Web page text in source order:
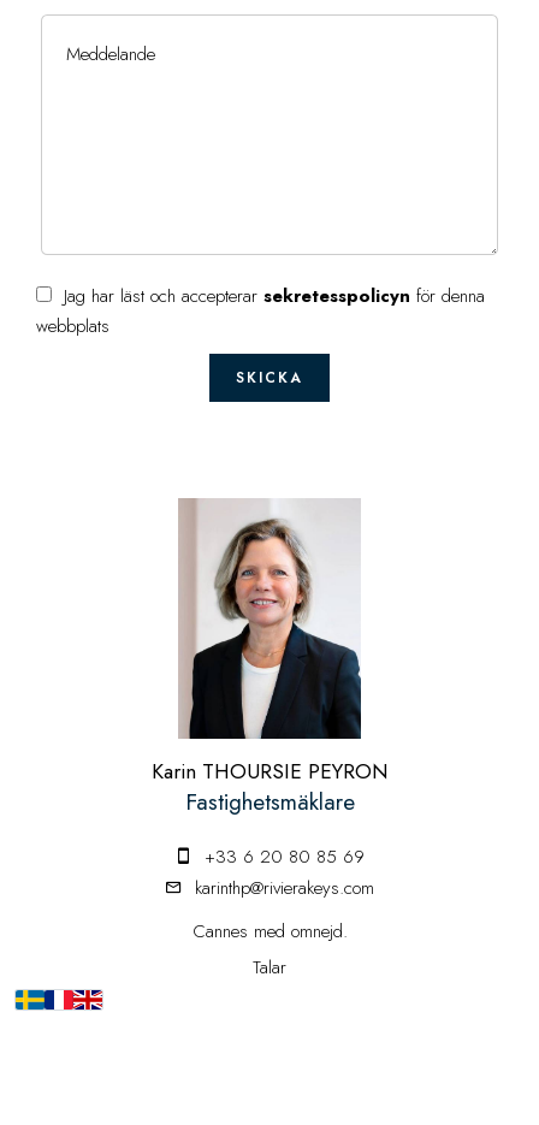
Jag har läst och accepterar sekretesspolicyn för denna
webbplats
SKICKA
Karin THOURSIE PEYRON
Fastighetsmäklare
+33 6 20 80 85 69
karinthp@rivierakeys.com
Cannes med omnejd.
Talar